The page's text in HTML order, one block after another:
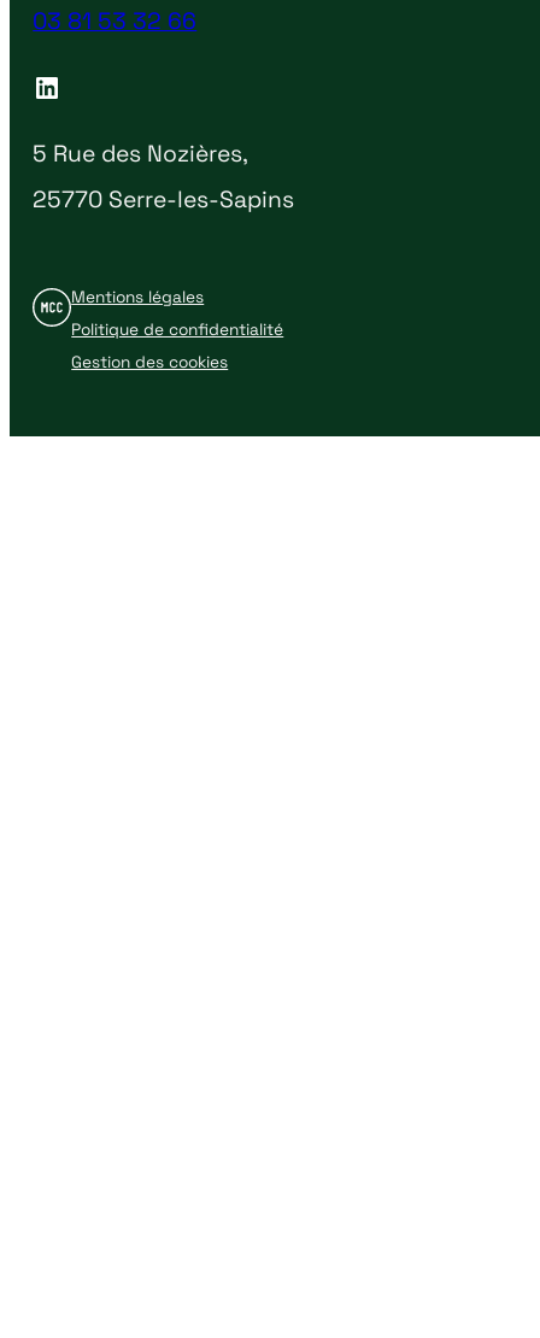
03 81 53 32 66
LinkedIn
5 Rue des Nozières,
25770 Serre-les-Sapins
Mentions légales
Politique de confidentialité
Gestion des cookies